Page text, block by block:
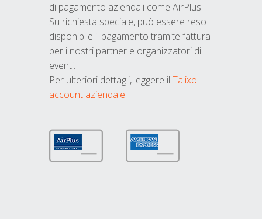
di pagamento aziendali come AirPlus.
Su richiesta speciale, può essere reso
disponibile il pagamento tramite fattura
per i nostri partner e organizzatori di
eventi.
Per ulteriori dettagli, leggere il Talixo
account aziendale